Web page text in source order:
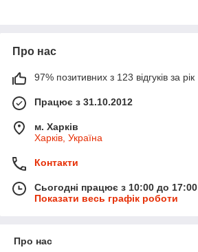
Про нас
97% позитивних з 123 відгуків за рік
Працює з 31.10.2012
м. Харків
Харків, Україна
Контакти
Сьогодні працює з 10:00 до 17:00
Показати весь графік роботи
Про нас